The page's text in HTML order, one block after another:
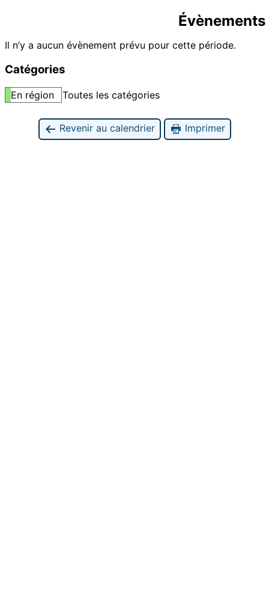
Il n’y a aucun évènement prévu pour cette période.
Catégories
En région Toutes les catégories
Revenir au calendrier Imprimer